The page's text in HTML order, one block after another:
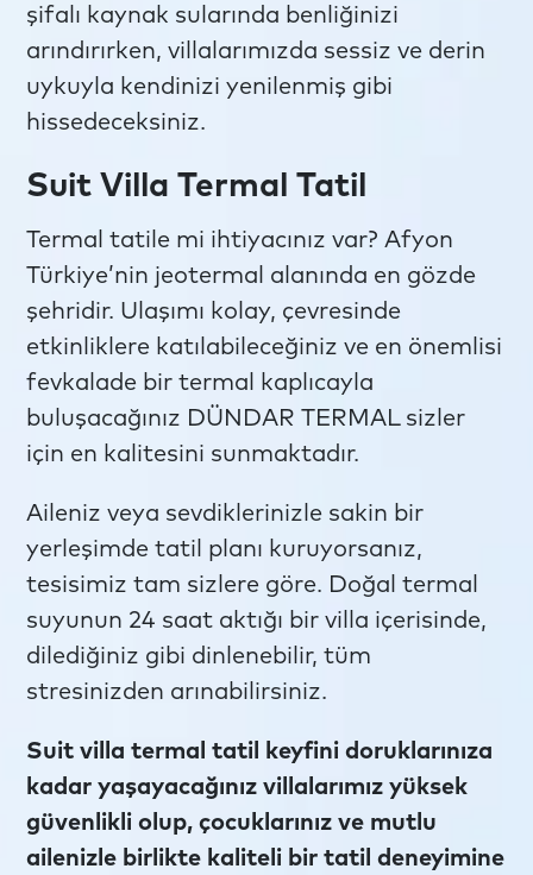
şifalı kaynak sularında benliğinizi
arındırırken, villalarımızda sessiz ve derin
uykuyla kendinizi yenilenmiş gibi
hissedeceksiniz.
Suit Villa Termal Tatil
Termal tatile mi ihtiyacınız var? Afyon
Türkiye’nin jeotermal alanında en gözde
şehridir. Ulaşımı kolay, çevresinde
etkinliklere katılabileceğiniz ve en önemlisi
fevkalade bir termal kaplıcayla
buluşacağınız DÜNDAR TERMAL sizler
için en kalitesini sunmaktadır.
Aileniz veya sevdiklerinizle sakin bir
yerleşimde tatil planı kuruyorsanız,
tesisimiz tam sizlere göre. Doğal termal
suyunun 24 saat aktığı bir villa içerisinde,
dilediğiniz gibi dinlenebilir, tüm
stresinizden arınabilirsiniz.
Suit villa termal tatil keyfini doruklarınıza
kadar yaşayacağınız villalarımız yüksek
güvenlikli olup, çocuklarınız ve mutlu
ailenizle birlikte kaliteli bir tatil deneyimine